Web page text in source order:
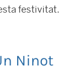
festivitat.
Ninot